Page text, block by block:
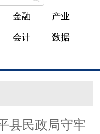
金融 产业
会计 数据
县民政局守牢